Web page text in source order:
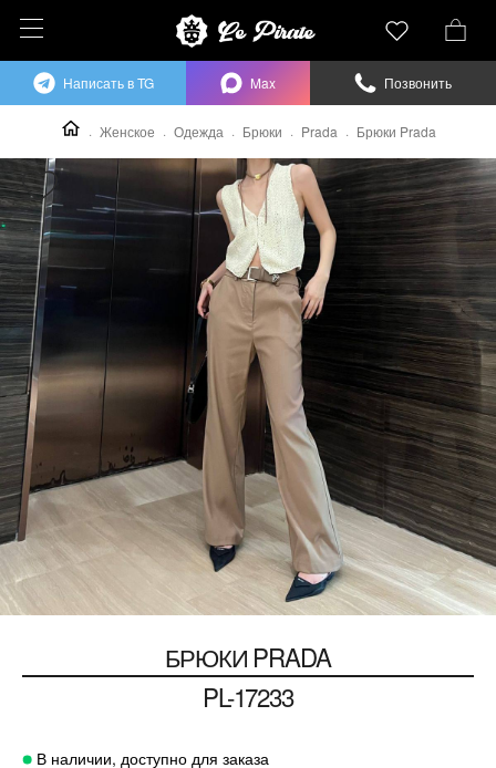
Женское Одежда Брюки Prada Брюки Prada
БРЮКИ PRADA
PL-17233
В наличии, доступно для заказа
Написать в TG Max Позвонить